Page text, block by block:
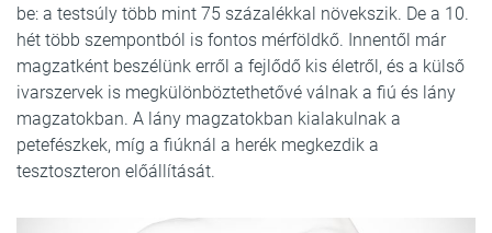
be: a testsúly több mint 75 százalékkal növekszik. De a 10.
hét több szempontból is fontos mérföldkő. Innentől már
magzatként beszélünk erről a fejlődő kis életről, és a külső
ivarszervek is megkülönböztethetővé válnak a fiú és lány
magzatokban. A lány magzatokban kialakulnak a
petefészkek, míg a fiúknál a herék megkezdik a
tesztoszteron előállítását.